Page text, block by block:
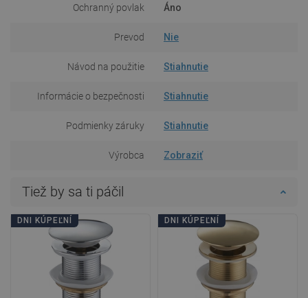
Ochranný povlak Áno
Prevod Nie
Návod na použitie Stiahnutie
Informácie o bezpečnosti Stiahnutie
Podmienky záruky Stiahnutie
Výrobca Zobraziť
Tiež by sa ti páčil
DNI KÚPEĽNÍ DNI KÚPEĽNÍ